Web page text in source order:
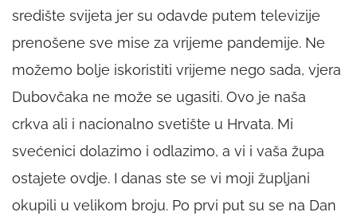
središte svijeta jer su odavde putem televizije
prenošene sve mise za vrijeme pandemije. Ne
možemo bolje iskoristiti vrijeme nego sada, vjera
Dubovčaka ne može se ugasiti. Ovo je naša
crkva ali i nacionalno svetište u Hrvata. Mi
svećenici dolazimo i odlazimo, a vi i vaša župa
ostajete ovdje. I danas ste se vi moji župljani
okupili u velikom broju. Po prvi put su se na Dan